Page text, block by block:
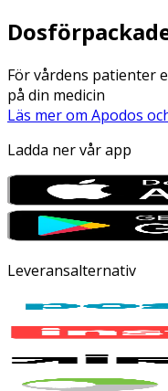
För vårdens patienter
på din medicin
Läs mer om Apodos
Ladda ner vår app
Leveransalternativ